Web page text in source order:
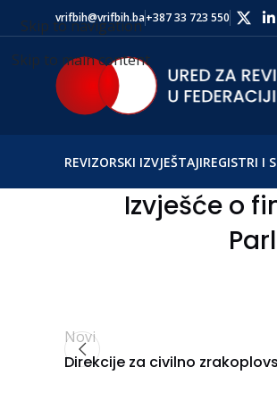
Skip to navigation
Skip to main content
vrifbih@vrifbih.ba+387 33 723 550
REVIZORSKI IZVJEŠTAJIREGISTRI I
Izvješće o
Novi
Direkcije za civilno